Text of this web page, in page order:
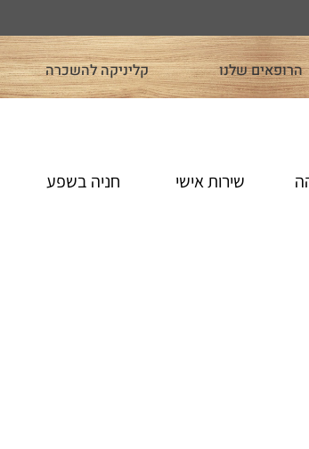
הרופאים שלנו קליניקה להשכרה
שירות אישי חניה בשפע